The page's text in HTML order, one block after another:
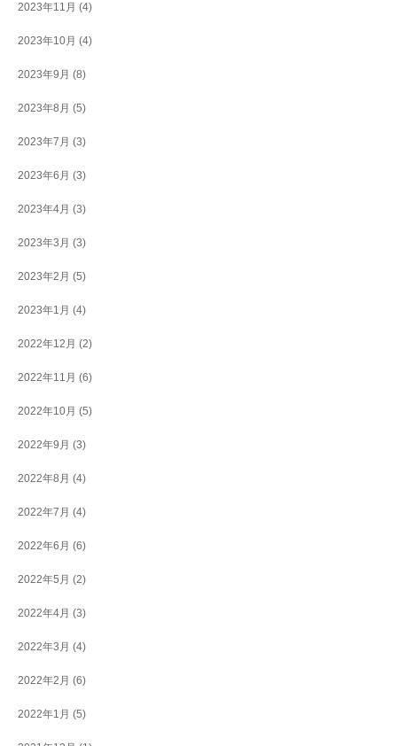
2023年11月 (4)
2023年10月 (4)
2023年9月 (8)
2023年8月 (5)
2023年7月 (3)
2023年6月 (3)
2023年4月 (3)
2023年3月 (3)
2023年2月 (5)
2023年1月 (4)
2022年12月 (2)
2022年11月 (6)
2022年10月 (5)
2022年9月 (3)
2022年8月 (4)
2022年7月 (4)
2022年6月 (6)
2022年5月 (2)
2022年4月 (3)
2022年3月 (4)
2022年2月 (6)
2022年1月 (5)